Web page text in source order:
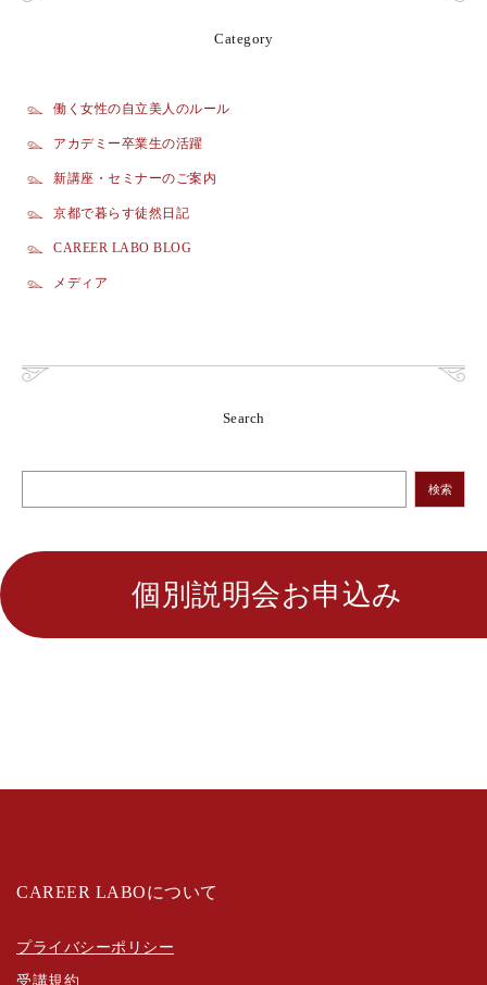
Category
働く女性の自立美人のルール
アカデミー卒業生の活躍
新講座・セミナーのご案内
京都で暮らす徒然日記
CAREER LABO BLOG
メディア
Search
検索
個別説明会お申込み
CAREER LABOについて
プライバシーポリシー
受講規約